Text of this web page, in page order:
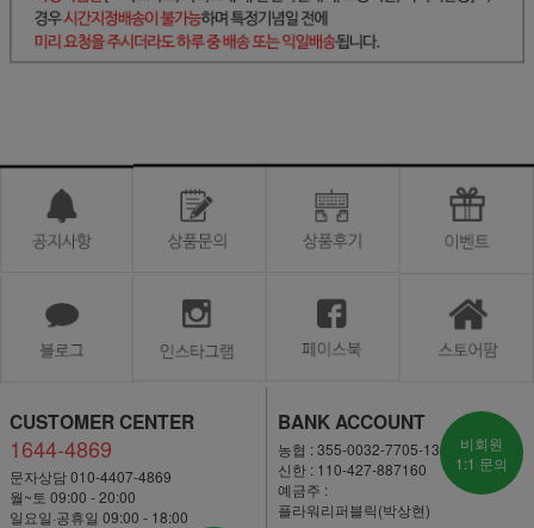
CUSTOMER CENTER
1644-4869
문자상담 010-4407-4869
월~토 09:00 - 20:00
일요일·공휴일 09:00 - 18:00
BANK ACCOUNT
농협 : 355-0032-7705-13
신한 : 110-427-887160
예금주 :
플라워리퍼블릭(박상현)
비회원
1:1 문의